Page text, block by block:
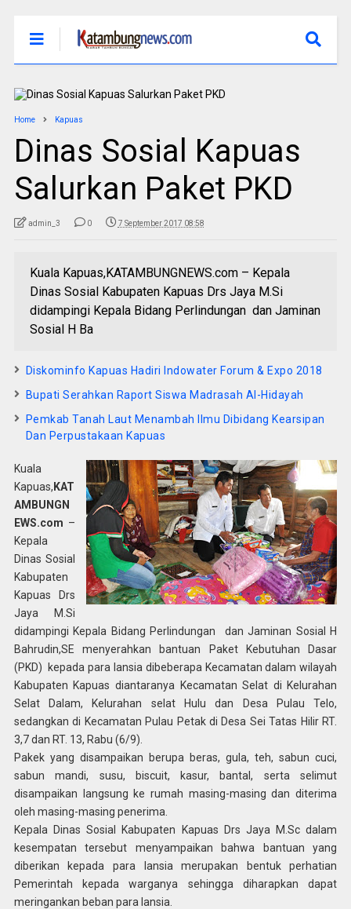
Home Kapuas
Dinas Sosial Kapuas
Salurkan Paket PKD
admin_3 0 7 September 2017 08:58
Kuala Kapuas,KATAMBUNGNEWS.com – Kepala
Dinas Sosial Kabupaten Kapuas Drs Jaya M.Si
didampingi Kepala Bidang Perlindungan dan Jaminan
Sosial H Ba
Diskominfo Kapuas Hadiri Indowater Forum & Expo 2018
Bupati Serahkan Raport Siswa Madrasah Al-Hidayah
Pemkab Tanah Laut Menambah Ilmu Dibidang Kearsipan
Dan Perpustakaan Kapuas
Kuala
Kapuas, KAT
AMBUNGN
EWS.com –
Kepala
Dinas Sosial
Kabupaten
Kapuas Drs
Jaya M.Si
didampingi Kepala Bidang Perlindungan dan Jaminan Sosial H
Bahrudin,SE menyerahkan bantuan Paket Kebutuhan Dasar
(PKD) kepada para lansia dibeberapa Kecamatan dalam wilayah
Kabupaten Kapuas diantaranya Kecamatan Selat di Kelurahan
Selat Dalam, Kelurahan selat Hulu dan Desa Pulau Telo,
sedangkan di Kecamatan Pulau Petak di Desa Sei Tatas Hilir RT.
3,7 dan RT. 13, Rabu (6/9).
Pakek yang disampaikan berupa beras, gula, teh, sabun cuci,
sabun mandi, susu, biscuit, kasur, bantal, serta selimut
disampaikan langsung ke rumah masing-masing dan diterima
oleh masing-masing penerima.
Kepala Dinas Sosial Kabupaten Kapuas Drs Jaya M.Sc dalam
kesempatan tersebut menyampaikan bahwa bantuan yang
diberikan kepada para lansia merupakan bentuk perhatian
Pemerintah kepada warganya sehingga diharapkan dapat
meringankan beban para lansia.